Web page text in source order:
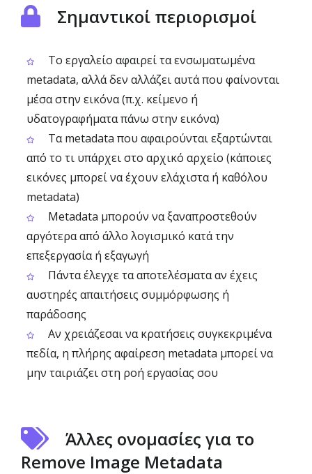
Σημαντικοί περιορισμοί
Το εργαλείο αφαιρεί τα ενσωματωμένα
metadata, αλλά δεν αλλάζει αυτά που φαίνονται
μέσα στην εικόνα (π.χ. κείμενο ή
υδατογραφήματα πάνω στην εικόνα)
Τα metadata που αφαιρούνται εξαρτώνται
από το τι υπάρχει στο αρχικό αρχείο (κάποιες
εικόνες μπορεί να έχουν ελάχιστα ή καθόλου
metadata)
Metadata μπορούν να ξαναπροστεθούν
αργότερα από άλλο λογισμικό κατά την
επεξεργασία ή εξαγωγή
Πάντα έλεγχε τα αποτελέσματα αν έχεις
αυστηρές απαιτήσεις συμμόρφωσης ή
παράδοσης
Αν χρειάζεσαι να κρατήσεις συγκεκριμένα
πεδία, η πλήρης αφαίρεση metadata μπορεί να
μην ταιριάζει στη ροή εργασίας σου
Άλλες ονομασίες για το
Remove Image Metadata